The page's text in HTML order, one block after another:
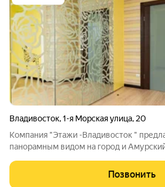
Владивосток,1-я Морская улица, 20
Компания "Этажи -Владивосток "
панорамным видом на город и
просторная планировка с большим
двумя детскими, спальней и
Позвонить